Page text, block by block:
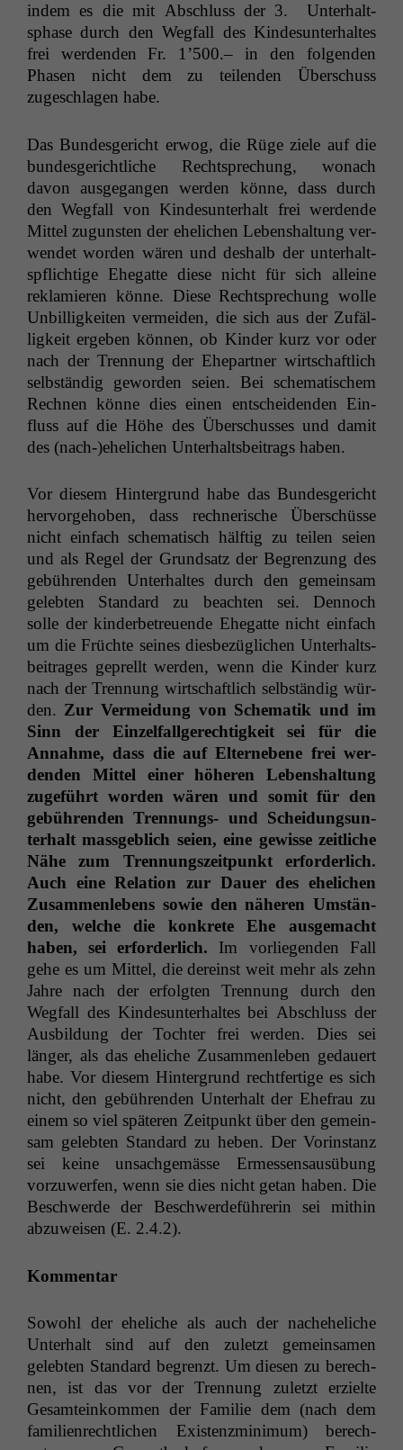
indem es die mit Abschluss der 3. Unter­halt­
sphase durch den Weg­fall des Kindesun­ter­haltes
frei wer­den­den Fr.
1’500.– in den fol­gen­den
Phasen nicht dem zu teilen­den Über­schuss
zugeschla­gen habe.
Das Bun­des­gericht erwog, die Rüge ziele auf die
bun­des­gerichtliche Recht­sprechung, wonach
davon aus­ge­gan­gen wer­den könne, dass durch
den Weg­fall von Kindesun­ter­halt frei wer­dende
Mit­tel zugun­sten der ehe­lichen Leben­shal­tung ver­
wen­det wor­den wären und deshalb der unter­halt­
spflichtige Ehe­gat­te diese nicht für sich alleine
reklamieren könne. Diese Recht­sprechung wolle
Unbil­ligkeit­en ver­mei­den, die sich aus der Zufäl­
ligkeit ergeben kön­nen, ob Kinder kurz vor oder
nach der Tren­nung der Ehep­art­ner wirtschaftlich
selb­ständig gewor­den seien. Bei schema­tis­chem
Rech­nen könne dies einen entschei­den­den Ein­
fluss auf die Höhe des Über­schuss­es und damit
des (nach-)ehe­lichen Unter­halts­beitrags haben.
Vor diesem Hin­ter­grund habe das Bun­des­gericht
her­vorge­hoben, dass rech­ner­ische Über­schüsse
nicht ein­fach schema­tisch hälftig zu teilen seien
und als Regel der Grund­satz der Begren­zung des
gebühren­den Unter­haltes durch den gemein­sam
gelebten Stan­dard zu beacht­en sei. Den­noch
solle der kinder­be­treuende Ehe­gat­te nicht ein­fach
um die Früchte seines dies­bezüglichen Unter­halts­
beitrages geprellt wer­den, wenn die Kinder kurz
nach der Tren­nung wirtschaftlich selb­ständig wür­
den. Zur Ver­mei­dung von Schematik und im
Sinn der Einzelfall­gerechtigkeit sei für die
Annahme, dass die auf Elternebene frei wer­
den­den Mit­tel ein­er höheren Leben­shal­tung
zuge­führt wor­den wären und somit für den
gebühren­den Tren­nungs- und Schei­dung­sun­
ter­halt mass­ge­blich seien, eine gewisse zeitliche
Nähe zum Tren­nungszeit­punkt erforder­lich.
Auch eine Rela­tion zur Dauer des ehe­lichen
Zusam­men­lebens sowie den näheren Umstän­
den, welche die konkrete Ehe aus­gemacht
haben, sei erforder­lich. Im vor­liegen­den Fall
gehe es um Mit­tel, die dere­inst weit mehr als zehn
Jahre nach der erfol­gten Tren­nung durch den
Weg­fall des Kindesun­ter­haltes bei Abschluss der
Aus­bil­dung der Tochter frei wer­den. Dies sei
länger, als das ehe­liche Zusam­men­leben gedauert
habe. Vor diesem Hin­ter­grund recht­fer­tige es sich
nicht, den gebühren­den Unter­halt der Ehe­frau zu
einem so viel späteren Zeit­punkt über den gemein­
sam gelebten Stan­dard zu heben. Der Vorin­stanz
sei keine unsachgemässe Ermessen­sausübung
vorzuw­er­fen, wenn sie dies nicht getan haben. Die
Beschw­erde der Beschw­erde­führerin sei mithin
abzuweisen (E. 2.4.2).
Kom­men­tar
Sowohl der ehe­liche als auch der nachehe­liche
Unter­halt sind auf den zulet­zt gemein­samen
gelebten Stan­dard begren­zt. Um diesen zu berech­
nen, ist das vor der Tren­nung zulet­zt erzielte
Gesamteinkom­men der Fam­i­lie dem (nach dem
fam­i­lien­rechtlichen Exis­tenzmin­i­mum) berech­